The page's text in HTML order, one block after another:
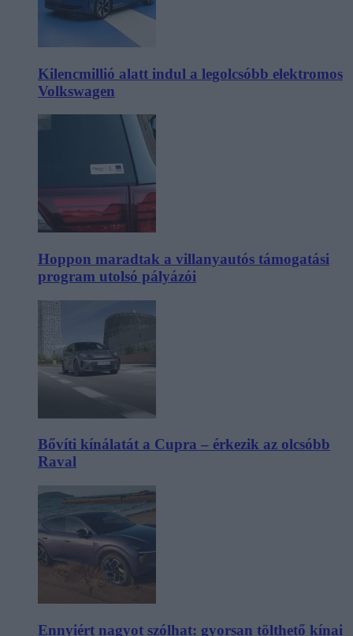
Kilencmillió alatt indul a legolcsóbb elektromos
Volkswagen
Hoppon maradtak a villanyautós támogatási
program utolsó pályázói
Bővíti kínálatát a Cupra – érkezik az olcsóbb
Raval
Ennyiért nagyot szólhat: gyorsan tölthető kínai